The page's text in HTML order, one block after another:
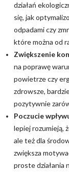
działań
się, jak
odpadami czy
które można od
Zwiększenie
na poprawę
powietrze czy
zdrowsze,
pozytywnie
Poczucie
lepiej rozumieją,
ale też dla
zwiększa
proste działania